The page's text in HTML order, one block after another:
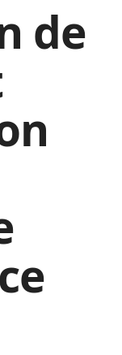
de